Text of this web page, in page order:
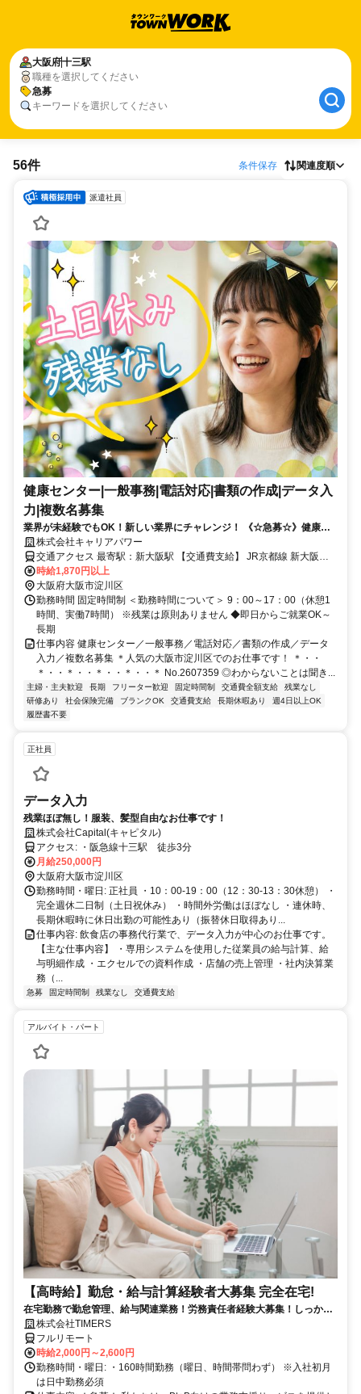
大阪府十三駅
職種を選択してください
急募
キーワードを選択してください
56件 条件保存 関連度順
派遣社員
健康センター|一般事務|電話対応|書類の作成|データ入
力|複数名募集
業界が未経験でもOK！新しい業界にチャレンジ！ 《☆急募☆》健康セ
ンターの事務スタッフ◎高時給＠１８７０円◎
株式会社キャリアパワー
交通アクセス 最寄駅：新大阪駅 【交通費支給】 JR京都線 新大阪駅
徒歩7分 大阪メトロ御堂筋線 西中島南方駅 徒歩15分 阪急宝塚線 三国
駅 バス12分
時給1,870円以上
大阪府大阪市淀川区
勤務時間 固定時間制 ＜勤務時間について＞ 9：00～17：00（休憩1
時間、実働7時間） ※残業は原則ありません ◆即日からご就業OK～
長期
仕事内容 健康センター／一般事務／電話対応／書類の作成／データ
入力／複数名募集 ＊人気の大阪市淀川区でのお仕事です！ ＊・・
＊・・＊・・＊・・＊・・＊ No.2607359 ◎わからないことは聞き...
主婦・主夫歓迎 長期 フリーター歓迎 固定時間制 交通費全額支給
残業なし
研修あり
社会保険完備 ブランクOK 交通費支給 長期休暇あり
週4日以上OK
履歴書不要
正社員
データ入力
残業ほぼ無し！服装、髪型自由なお仕事です！
株式会社Capital(キャピタル)
アクセス: ・阪急線十三駅 徒歩3分
月給250,000円
大阪府大阪市淀川区
勤務時間・曜日: 正社員 ・10：00-19：00（12：30-13：30休憩） ・
完全週休二日制（土日祝休み） ・時間外労働はほぼなし ・連休時、
長期休暇時に休日出勤の可能性あり（振替休日取得あり...
仕事内容: 飲食店の事務代行業で、データ入力が中心のお仕事です。
【主な仕事内容】 ・専用システムを使用した従業員の給与計算、給
与明細作成 ・エクセルでの資料作成 ・店舗の売上管理 ・社内決算業
務（...
急募 固定時間制 残業なし 交通費支給
アルバイト・パート
【高時給】勤怠・給与計算経験者大募集 完全在宅!
在宅勤務で勤怠管理、給与関連業務！労務責任者経験大募集！しっかり
稼ぎたい方、注目！
株式会社TIMERS
フルリモート
時給2,000円～2,600円
勤務時間・曜日: ・160時間勤務（曜日、時間帯問わず） ※入社初月
は日中勤務必須